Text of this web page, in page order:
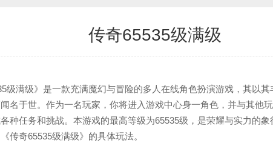
传奇65535级满级
级满级》是一款充满魔幻与冒险的多人在线角色扮演游戏，其以
名于世。作为一名玩家，你将进入游戏中心身一角色，并与其他
种任务和挑战。本游戏的最高等级为65535级，是荣耀与实力的
传奇65535级满级》的具体玩法。